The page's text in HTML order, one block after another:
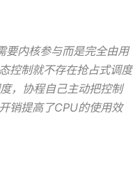
要内核参与而是完全由用
控制就不存在抢占式调度
，协程自己主动把控制
销提高了CPU的使用效